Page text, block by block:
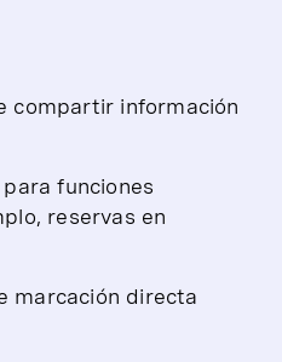
compartir información
funciones
reservas en
marcación directa